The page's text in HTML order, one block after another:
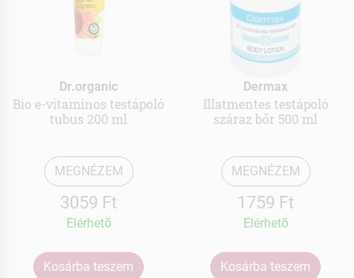
Dr.organic
Bio e-vitaminos testápoló
tubus 200 ml
MEGNÉZEM
3059 Ft
Elérhetõ
Kosárba teszem
Dermax
Illatmentes testápoló
száraz bőr 500 ml
MEGNÉZEM
1759 Ft
Elérhetõ
Kosárba teszem